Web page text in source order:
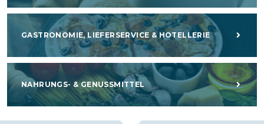
GASTRONOMIE, LIEFERSERVICE & HOTELLERIE
NAHRUNGS- & GENUSSMITTEL